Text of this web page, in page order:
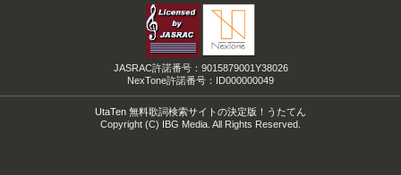
JASRAC許諾番号：9015879001Y38026
NexTone許諾番号：ID000000049
UtaTen 無料歌詞検索サイトの決定版！うたてん
Copyright (C) IBG Media. All Rights Reserved.